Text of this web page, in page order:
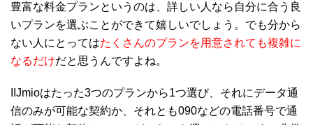
豊富な料金プランというのは、詳しい人なら自分に合う良
いプランを選ぶことができて嬉しいでしょう。でも分から
ない人にとってはたくさんのプランを用意されても複雑に
なるだけだと思うんですよね。
IIJmioはたった3つのプランから1つ選び、それにデータ通
信のみが可能な契約か、それとも090などの電話番号で通